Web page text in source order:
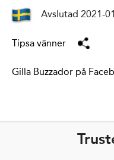
Avslutad 2021-
Tipsa vänner
Gilla Buzzador på